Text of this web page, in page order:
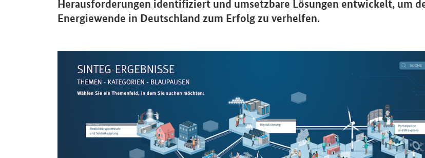
Energiewende in Deutschland zum Erfolg zu verhelfen.